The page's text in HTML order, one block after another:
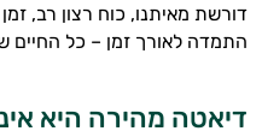
דורשת מאיתנו, כוח רצון רב,
התמדה לאורך זמן – כל החיים
דיאטה מהירה היא